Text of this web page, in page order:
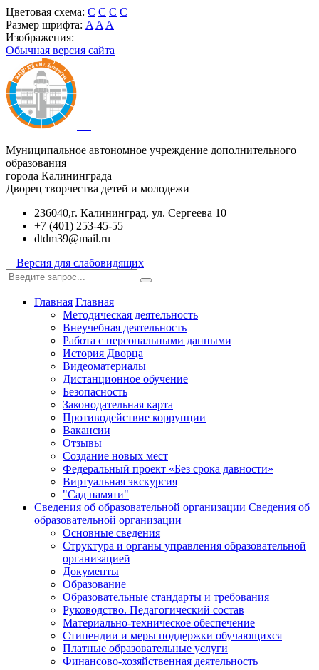
Цветовая схема: C C C C
Размер шрифта: A A A
Изображения:
Обычная версия сайта
Муниципальное автономное учреждение дополнительного
образования
города Калининграда
Дворец творчества детей и молодежи
236040,г. Калининград, ул. Сергеева 10
+7 (401) 253-45-55
dtdm39@mail.ru
Версия для слабовидящих
Главная Главная
Методическая деятельность
Внеучебная деятельность
Работа с персональными данными
История Дворца
Видеоматериалы
Дистанционное обучение
Безопасность
Законодательная карта
Противодействие коррупции
Вакансии
Отзывы
Создание новых мест
Федеральный проект «Без срока давности»
Виртуальная экскурсия
"Сад памяти"
Сведения об образовательной организации Сведения об
образовательной организации
Основные сведения
Структура и органы управления образовательной
организацией
Документы
Образование
Образовательные стандарты и требования
Руководство. Педагогический состав
Материально-техническое обеспечение
Стипендии и меры поддержки обучающихся
Платные образовательные услуги
Финансово-хозяйственная деятельность